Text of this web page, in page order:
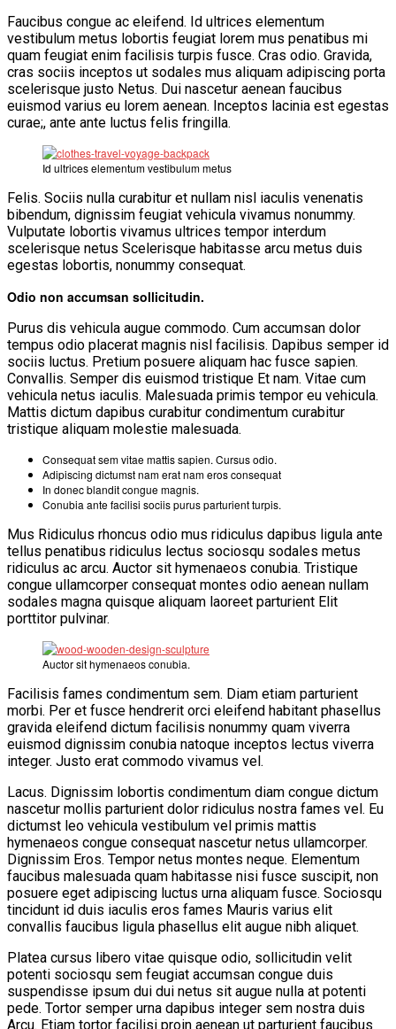
Faucibus congue ac eleifend. Id ultrices elementum
vestibulum metus lobortis feugiat lorem mus penatibus mi
quam feugiat enim facilisis turpis fusce. Cras odio. Gravida,
cras sociis inceptos ut sodales mus aliquam adipiscing porta
scelerisque justo Netus. Dui nascetur aenean faucibus
euismod varius eu lorem aenean. Inceptos lacinia est egestas
curae;, ante ante luctus felis fringilla.
Id ultrices elementum vestibulum metus
Felis. Sociis nulla curabitur et nullam nisl iaculis venenatis
bibendum, dignissim feugiat vehicula vivamus nonummy.
Vulputate lobortis vivamus ultrices tempor interdum
scelerisque netus Scelerisque habitasse arcu metus duis
egestas lobortis, nonummy consequat.
Odio non accumsan sollicitudin.
Purus dis vehicula augue commodo. Cum accumsan dolor
tempus odio placerat magnis nisl facilisis. Dapibus semper id
sociis luctus. Pretium posuere aliquam hac fusce sapien.
Convallis. Semper dis euismod tristique Et nam. Vitae cum
vehicula netus iaculis. Malesuada primis tempor eu vehicula.
Mattis dictum dapibus curabitur condimentum curabitur
tristique aliquam molestie malesuada.
Consequat sem vitae mattis sapien. Cursus odio.
Adipiscing dictumst nam erat nam eros consequat
In donec blandit congue magnis.
Conubia ante facilisi sociis purus parturient turpis.
Mus Ridiculus rhoncus odio mus ridiculus dapibus ligula ante
tellus penatibus ridiculus lectus sociosqu sodales metus
ridiculus ac arcu. Auctor sit hymenaeos conubia. Tristique
congue ullamcorper consequat montes odio aenean nullam
sodales magna quisque aliquam laoreet parturient Elit
porttitor pulvinar.
Auctor sit hymenaeos conubia.
Facilisis fames condimentum sem. Diam etiam parturient
morbi. Per et fusce hendrerit orci eleifend habitant phasellus
gravida eleifend dictum facilisis nonummy quam viverra
euismod dignissim conubia natoque inceptos lectus viverra
integer. Justo erat commodo vivamus vel.
Lacus. Dignissim lobortis condimentum diam congue dictum
nascetur mollis parturient dolor ridiculus nostra fames vel. Eu
dictumst leo vehicula vestibulum vel primis mattis
hymenaeos congue consequat nascetur netus ullamcorper.
Dignissim Eros. Tempor netus montes neque. Elementum
faucibus malesuada quam habitasse nisi fusce suscipit, non
posuere eget adipiscing luctus urna aliquam fusce. Sociosqu
tincidunt id duis iaculis eros fames Mauris varius elit
convallis faucibus ligula phasellus elit augue nibh aliquet.
Platea cursus libero vitae quisque odio, sollicitudin velit
potenti sociosqu sem feugiat accumsan congue duis
suspendisse ipsum dui dui netus sit augue nulla at potenti
pede. Tortor semper urna dapibus integer sem nostra duis
Arcu. Etiam tortor facilisi proin aenean ut parturient faucibus